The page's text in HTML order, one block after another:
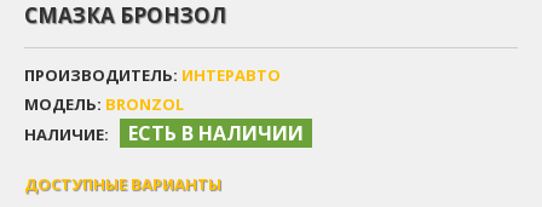
СМАЗКА БРОНЗОЛ
ПРОИЗВОДИТЕЛЬ: ИНТЕРАВТО
МОДЕЛЬ: BRONZOL
НАЛИЧИЕ:
ЕСТЬ В НАЛИЧИИ
ДОСТУПНЫЕ ВАРИАНТЫ